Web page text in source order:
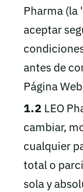
Pharma (la
aceptar
antes de
Página
1.2 LEO
cambiar,
cualquier
total o
sola y